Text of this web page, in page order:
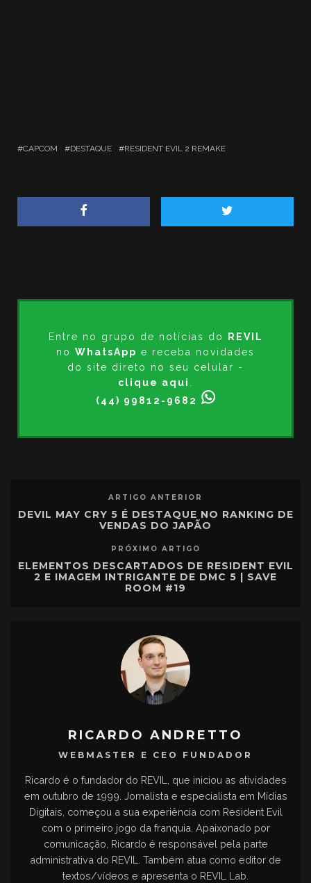
CAPCOM DESTAQUE RESIDENT EVIL 2 REMAKE
Entre no grupo de notícias do
REVIL
no WhatsApp e receba novidades
do site direto no seu celular -
clique aqui
(44) 99812-9682
ARTIGO ANTERIOR
DEVIL MAY CRY 5 É DESTAQUE NO RANKING DE
VENDAS DO JAPÃO
PRÓXIMO ARTIGO
ELEMENTOS DESCARTADOS DE RESIDENT EVIL
2 E IMAGEM INTRIGANTE DE DMC 5 | SAVE
ROOM #19
RICARDO ANDRETTO
WEBMASTER E CEO FUNDADOR
Ricardo é o fundador do REVIL, que iniciou as atividades
em outubro de 1999. Jornalista e especialista em Mídias
Digitais, começou a sua experiência com Resident Evil
com o primeiro jogo da franquia. Apaixonado por
comunicação, Ricardo é responsável pela parte
administrativa do REVIL. Também atua como editor de
textos/vídeos e apresenta o REVIL Lab.